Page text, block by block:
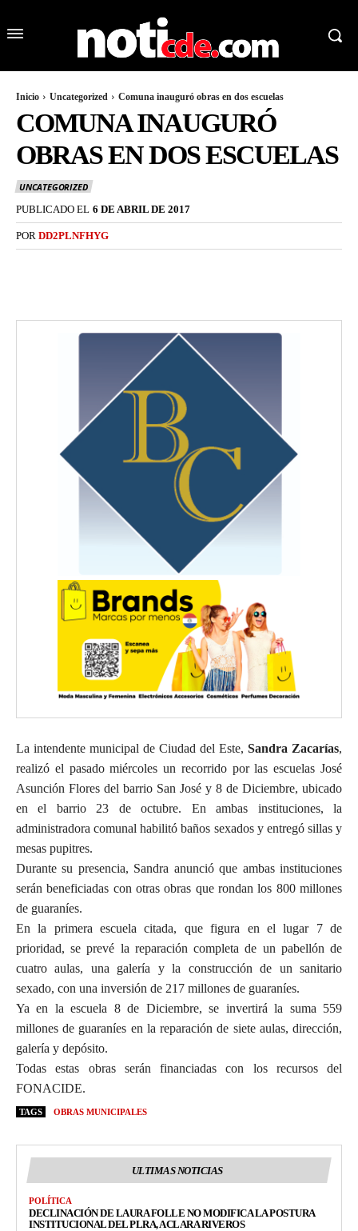
Inicio Uncategorized Comuna inauguró obras en dos escuelas
COMUNA INAUGURÓ
OBRAS EN DOS ESCUELAS
UNCATEGORIZED
PUBLICADO EL 6 DE ABRIL DE 2017
POR DD2PLNFHYG
La intendente municipal de Ciudad del Este, Sandra Zacarías,
realizó el pasado miércoles un recorrido por las escuelas José
Asunción Flores del barrio San José y 8 de Diciembre, ubicado
en el barrio 23 de octubre. En ambas instituciones, la
administradora comunal habilitó baños sexados y entregó sillas y
mesas pupitres.
Durante su presencia, Sandra anunció que ambas instituciones
serán beneficiadas con otras obras que rondan los 800 millones
de guaraníes.
En la primera escuela citada, que figura en el lugar 7 de
prioridad, se prevé la reparación completa de un pabellón de
cuatro aulas, una galería y la construcción de un sanitario
sexado, con una inversión de 217 millones de guaraníes.
Ya en la escuela 8 de Diciembre, se invertirá la suma 559
millones de guaraníes en la reparación de siete aulas, dirección,
galería y depósito.
Todas estas obras serán financiadas con los recursos del
FONACIDE.
TAGS OBRAS MUNICIPALES
ULTIMAS NOTICIAS
POLÍTICA
DECLINACIÓN DE LAURA FOLLE NO MODIFICA LA POSTURA
INSTITUCIONAL DEL PLRA, ACLARA RIVEROS